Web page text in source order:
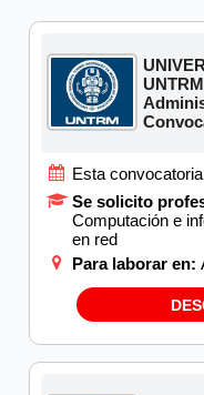
Esta convocatoria
Se solicito
Computación e
en red
Para laborar en: